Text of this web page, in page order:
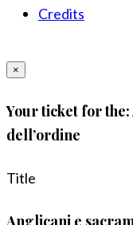
Credits
×
Your ticket for
dell’ordine
Title
Anglicani e